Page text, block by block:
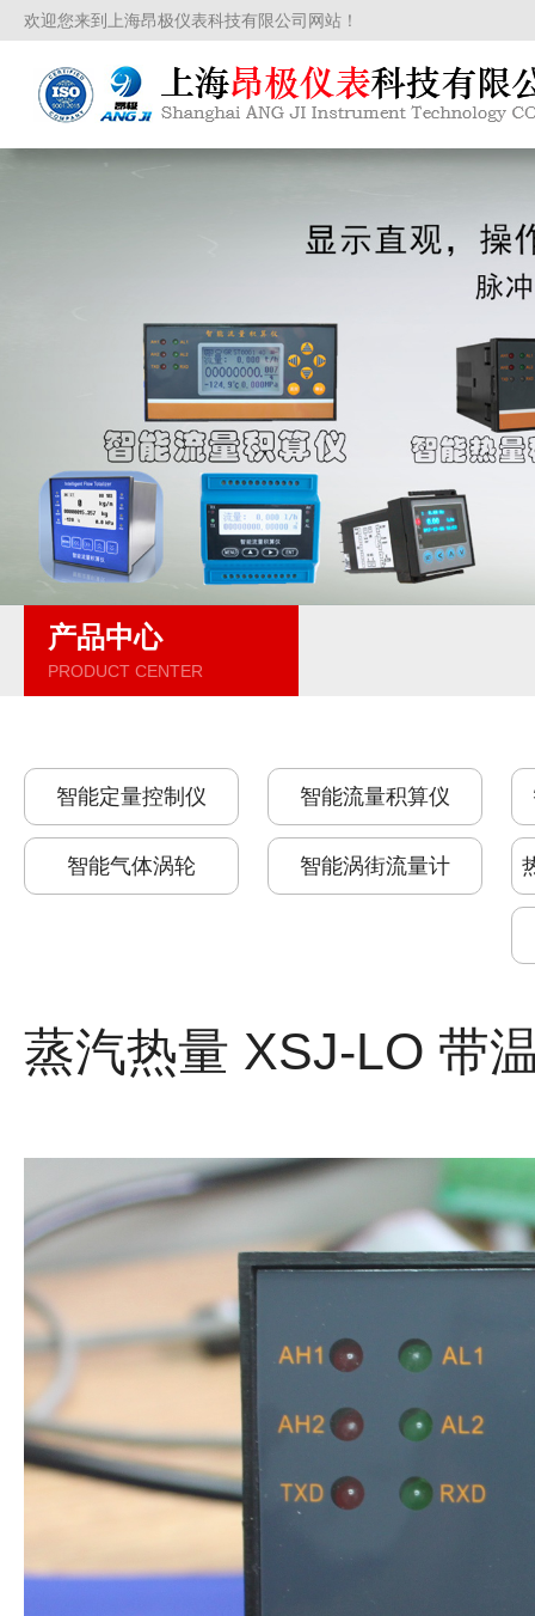
欢迎您来到上海昂极仪表科技有限公司网站！
产品中心
PRODUCT CENTER
智能定量控制仪 智能流量积算仪
智能气体涡轮 智能涡街流量计
蒸汽热量 XSJ-LO 带